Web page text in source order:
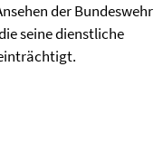
der Bundeswehr
seine dienstliche